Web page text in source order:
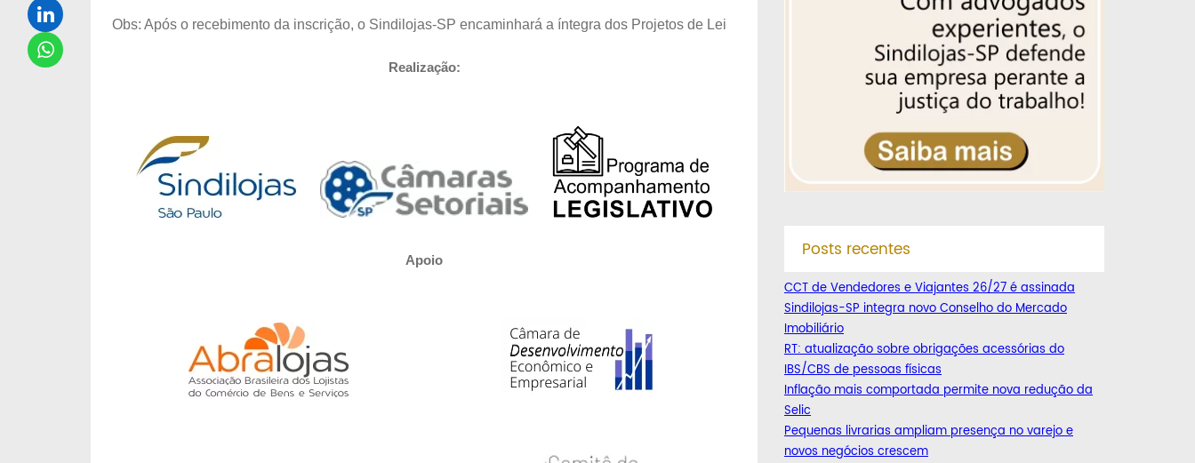
Obs: Após o recebimento da inscrição, o Sindilojas-SP encaminhará a íntegra dos Projetos de Lei
Realização:
Apoio Posts recentes
CCT de Vendedores e Viajantes 26/27 é assinada
Sindilojas-SP integra novo Conselho do Mercado
Imobiliário
RT: atualização sobre obrigações acessórias do
IBS/CBS de pessoas físicas
Inflação mais comportada permite nova redução da
Selic
Pequenas livrarias ampliam presença no varejo e
novos negócios crescem